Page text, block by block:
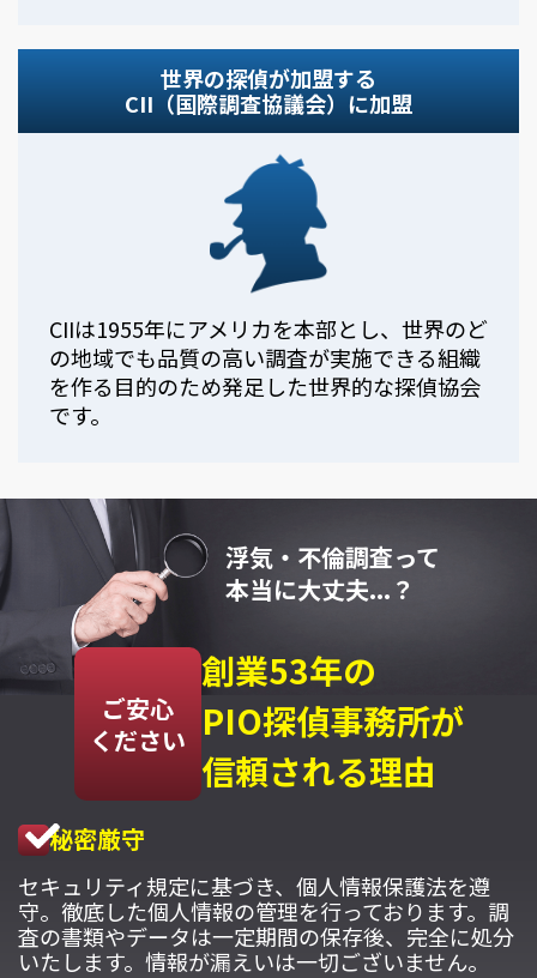
世界の探偵が加盟する
CII（国際調査協議会）に加盟
CIIは1955年にアメリカを本部とし、世界のど
の地域でも品質の高い調査が実施できる組織
を作る目的のため発足した世界的な探偵協会
です。
浮気・不倫調査って
本当に大丈夫...？
ご安心
ください
創業53年の
PIO探偵事務所が
信頼される理由
秘密厳守
セキュリティ規定に基づき、個人情報保護法を遵
守。徹底した個人情報の管理を行っております。調
査の書類やデータは一定期間の保存後、完全に処分
いたします。情報が漏えいは一切ございません。